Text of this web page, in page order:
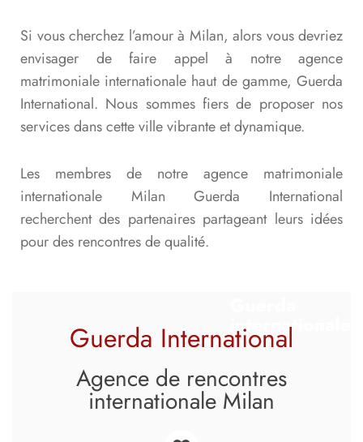
Si vous cherchez l’amour à Milan, alors vous devriez
envisager de faire appel à notre agence
matrimoniale internationale haut de gamme, Guerda
International. Nous sommes fiers de proposer nos
services dans cette ville vibrante et dynamique.
Les membres de notre agence matrimoniale
internationale Milan Guerda International
recherchent des partenaires partageant leurs idées
pour des rencontres de qualité.
Guerda International
Agence de rencontres
internationale Milan